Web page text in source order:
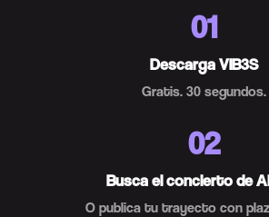
01
Descarga VIB3S
Gratis. 30 segundos.
02
Busca el concierto de
O publica tu trayecto con